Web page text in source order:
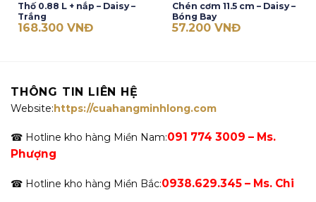
Thố 0.88 L + nắp – Daisy –
Trắng
168.300 VNĐ
Chén cơm 11.5 cm – Daisy –
Bóng Bay
57.200 VNĐ
THÔNG TIN LIÊN HỆ
Website:https://cuahangminhlong.com
☎ Hotline kho hàng Miền Nam:091 774 3009 – Ms.
Phượng
☎ Hotline kho hàng Miền Bắc:0938.629.345 – Ms. Chi